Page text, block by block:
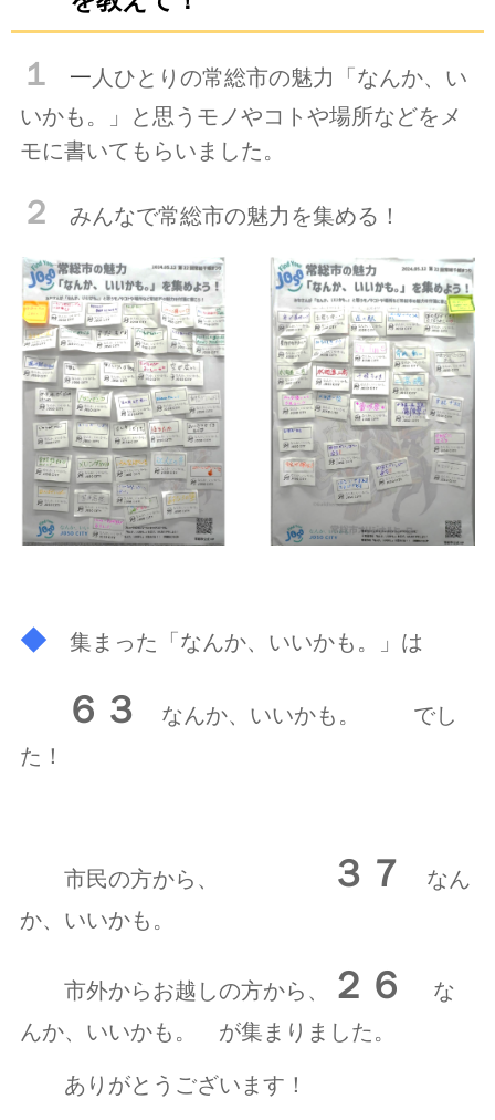
１ 一 人ひとりの常総市の魅力「なんか、い
いかも。」と思うモノやコトや場所などをメ
モに書いてもらいました。
２ みんなで常総市の魅力を集める！
◆ 集まった「なんか、いいかも。」は
６３ なんか、いいかも。
でし
た！
市民の方から、 ３７
なん
か、いいかも。
市外からお越しの方から、 ２６
な
んか、いいかも。 が集まりました。
ありがとうございます！